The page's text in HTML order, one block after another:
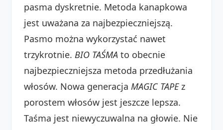
pasma dyskretnie. Metoda kanapkowa
jest uważana za najbezpieczniejszą.
Pasmo można wykorzystać nawet
trzykrotnie. BIO TAŚMA to obecnie
najbezpieczniejsza metoda przedłużania
włosów. Nowa generacja MAGIC TAPEz
porostem włosów jest jeszcze lepsza.
Taśma jest niewyczuwalna na głowie. Nie